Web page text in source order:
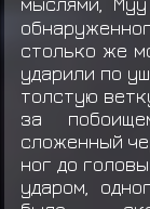
столько же
ударили по
толстую
за
сложенный
ног до
ударом,